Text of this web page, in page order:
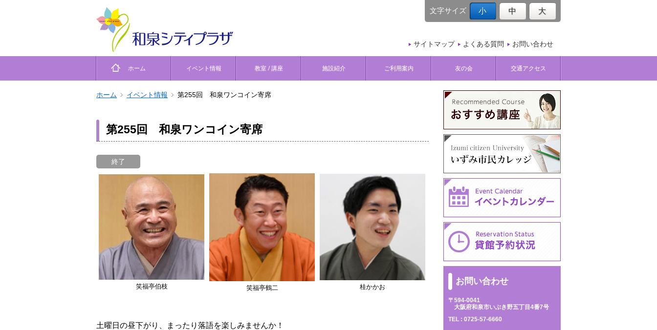
サイトマップ よくある質問 お問い合わせ
文字サイズ 小 中 大
ホーム イベント情報 教室 / 講座 施設紹介 ご利用案内 友の会 交通アクセス
ホーム イベント情報 第255回 和泉ワンコイン寄席
第255回 和泉ワンコイン寄席
終了
笑福亭伯枝 笑福亭鶴二 桂かかお
土曜日の昼下がり、まったり落語を楽しみませんか！
お問い合わせ
〒594-0041
大阪府和泉市いぶき野五丁目4番7号
TEL : 0725-57-6660